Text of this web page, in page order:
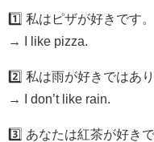
1️⃣ 私はピザが好きです。
→ I like pizza.
2️⃣ 私は雨が好きではあり
→ I don’t like rain.
3️⃣ あなたは紅茶が好き